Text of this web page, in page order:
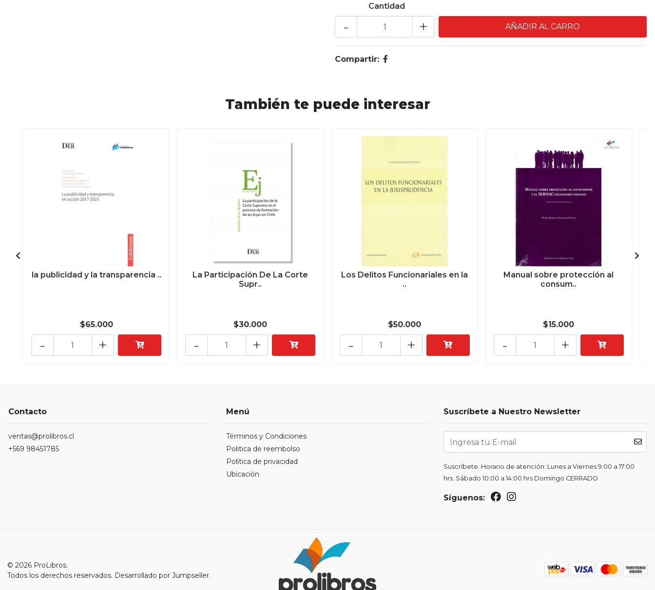
Cantidad
+
-
Compartir:
También te puede interesar
la publicidad y la transparencia ..
$65.000
+
-
La Participación De La Corte
Supr..
$30.000
+
-
Los Delitos Funcionariales en la
..
$50.000
+
-
Manual sobre protección al
consum..
$15.000
+
-
Contacto
ventas@prolibros.cl
+569 98451785
Menú
Términos y Condiciones
Politica de reembolso
Política de privacidad
Ubicación
Suscríbete a Nuestro Newsletter
Suscríbete. Horario de atención: Lunes a Viernes 9:00 a 17:00
hrs. Sábado 10:00 a 14:00 hrs Domingo CERRADO
Síguenos:
© 2026 ProLibros.
Todos los derechos reservados. Desarrollado por Jumpseller.